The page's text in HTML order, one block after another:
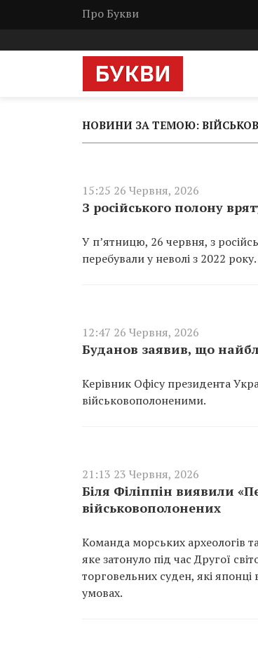
Про Букви
НОВИНИ ЗА ТЕМОЮ:
15:25 26 Червня, 2026
З російського полону
У п’ятницю, 26 червня, з
перебували у неволі з 2022 року.
12:47 26 Червня, 2026
Буданов заявив, що
Керівник Офісу президента
військовополоненими.
21:13 23 Червня, 2026
Біля Філіппін виявили
військовополонених
Команда морських археологів
яке затонуло під час Другої
торговельних суден, які
умовах.